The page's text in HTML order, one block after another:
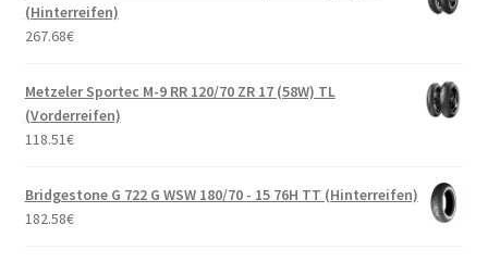
(Hinterreifen)
267.68€
Metzeler Sportec M-9 RR 120/70 ZR 17 (58W) TL
(Vorderreifen)
118.51€
Bridgestone G 722 G WSW 180/70 - 15 76H TT (Hinterreifen)
182.58€